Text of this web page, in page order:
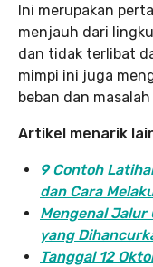
Ini merupakan
menjauh dari
dan tidak terlibat
mimpi ini juga
beban dan
Artikel menarik
9 Contoh
dan Cara
Mengenal Jalur
yang
Tanggal 12